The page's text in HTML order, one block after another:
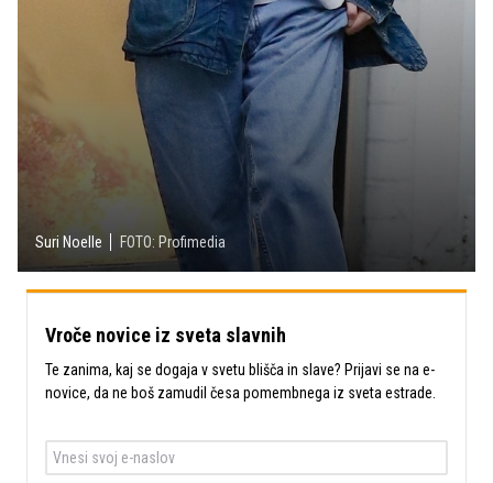
Suri Noelle FOTO: Profimedia
Vroče novice iz sveta slavnih
Te zanima, kaj se dogaja v svetu blišča in slave? Prijavi se na e-
novice, da ne boš zamudil česa pomembnega iz sveta estrade.